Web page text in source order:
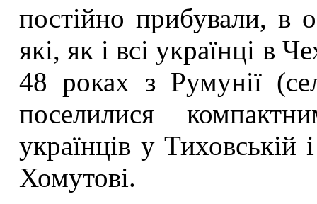
постійно прибували, в
які, як і всі українці в
48 роках з Румунії
поселилися
українців у Тиховській
Хомутові.